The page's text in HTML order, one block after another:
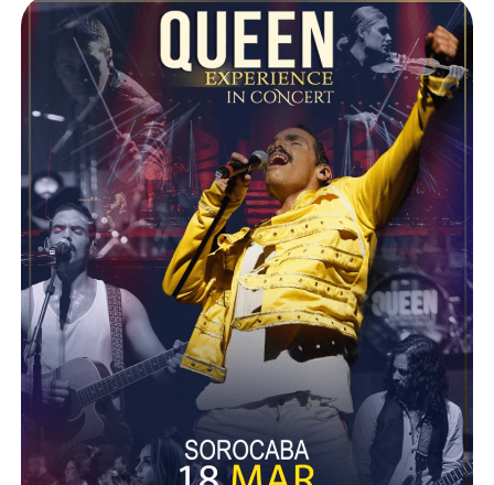
Experience
Concert